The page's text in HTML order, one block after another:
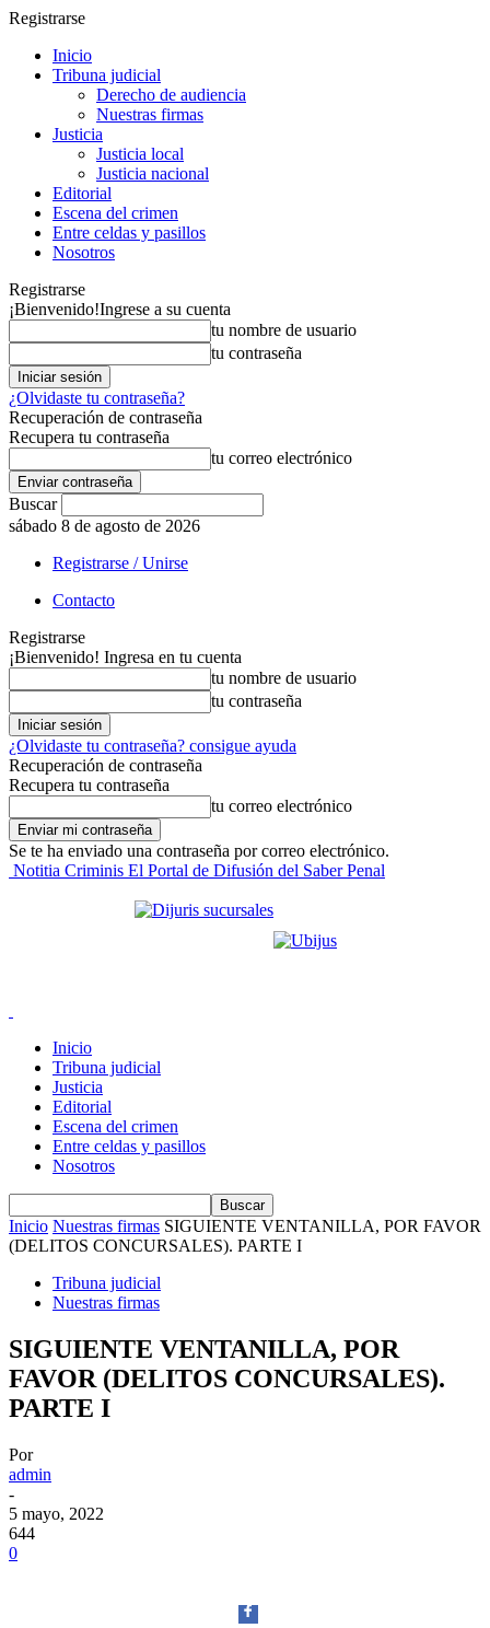
Registrarse
Inicio
Tribuna judicial
Derecho de audiencia
Nuestras firmas
Justicia
Justicia local
Justicia nacional
Editorial
Escena del crimen
Entre celdas y pasillos
Nosotros
Registrarse
¡Bienvenido!Ingrese a su cuenta
tu nombre de usuario
tu contraseña
¿Olvidaste tu contraseña?
Recuperación de contraseña
Recupera tu contraseña
tu correo electrónico
Buscar
sábado 8 de agosto de 2026
Registrarse / Unirse
Contacto
Registrarse
¡Bienvenido! Ingresa en tu cuenta
tu nombre de usuario
tu contraseña
¿Olvidaste tu contraseña? consigue ayuda
Recuperación de contraseña
Recupera tu contraseña
tu correo electrónico
Se te ha enviado una contraseña por correo electrónico.
Notitia Criminis El Portal de Difusión del Saber Penal
Inicio
Tribuna judicial
Justicia
Editorial
Escena del crimen
Entre celdas y pasillos
Nosotros
Inicio Nuestras firmas SIGUIENTE VENTANILLA, POR FAVOR
(DELITOS CONCURSALES). PARTE I
Tribuna judicial
Nuestras firmas
SIGUIENTE VENTANILLA, POR
FAVOR (DELITOS CONCURSALES).
PARTE I
Por
admin
-
5 mayo, 2022
644
0